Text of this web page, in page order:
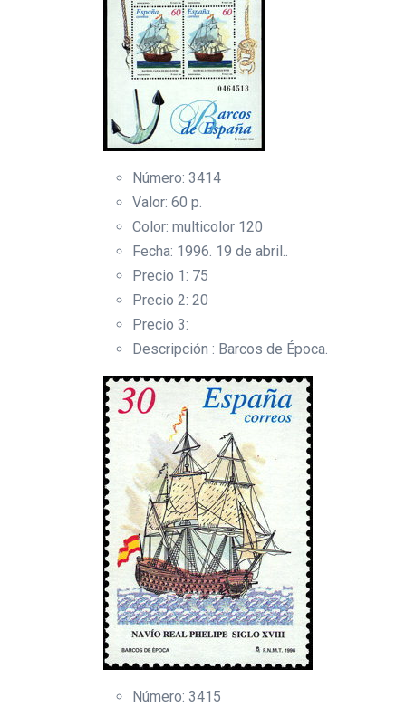
Número: 3414
Valor: 60 p.
Color: multicolor 120
Fecha: 1996. 19 de abril..
Precio 1: 75
Precio 2: 20
Precio 3:
Descripción : Barcos de Época.
Número: 3415